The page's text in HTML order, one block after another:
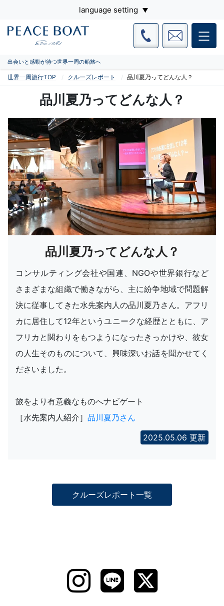
language setting
出会いと感動が待つ世界一周の船旅へ
世界一周旅行TOP クルーズレポート 品川夏乃ってどんな人？
品川夏乃ってどんな人？
品川夏乃ってどんな人？
コンサルティング会社や国連、NGOや世界銀行など
さまざまな組織で働きながら、主に紛争地域で問題解
決に従事してきた水先案内人の品川夏乃さん。アフリ
カに居住して12年というユニークな経歴とともに、ア
フリカと関わりをもつようになったきっかけや、彼女
の人生そのものについて、興味深いお話を聞かせてく
ださいました。
旅をより有意義なものへナビゲート
［水先案内人紹介］ 品川夏乃さん
2025.05.06 更新
クルーズレポート一覧